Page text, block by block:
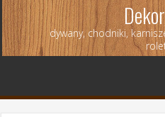
dywany, chodniki,